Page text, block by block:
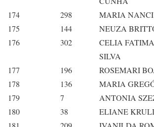
174
298
MARIA
175
144
NEUZA
176
302
CELIA
SILVA
177
196
ROSEMARI
178
136
MARIA
179
7
ANTONIA
180
38
ELIANE